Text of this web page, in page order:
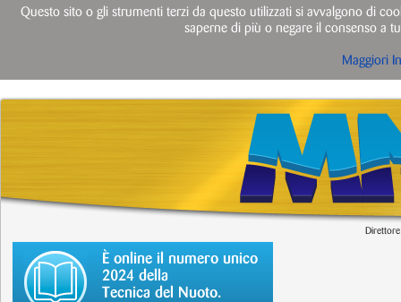
È online il numero unico
2024 della
Tecnica del Nuoto.
Questo sito o gli strumenti terzi da questo utilizzati si avvalgono di
saperne di più o negare il consenso a
Maggiori